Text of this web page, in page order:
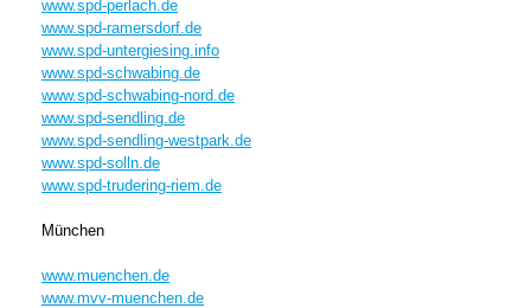
www.spd-perlach.de
www.spd-ramersdorf.de
www.spd-untergiesing.info
www.spd-schwabing.de
www.spd-schwabing-nord.de
www.spd-sendling.de
www.spd-sendling-westpark.de
www.spd-solln.de
www.spd-trudering-riem.de
München
www.muenchen.de
www.mvv-muenchen.de